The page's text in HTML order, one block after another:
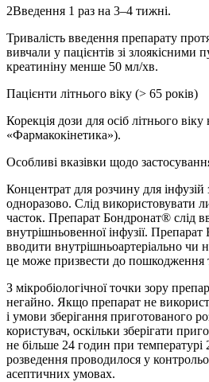
2Введення 1 раз на 3–4 тижні.
Тривалість введення препарату
вивчали у пацієнтів зі злоякісними
креатиніну менше 50 мл/хв.
Пацієнти літнього віку (> 65 років)
Корекція дози для осіб літнього
«Фармакокінетика»).
Особливі вказівки щодо
Концентрат для розчину для інфузій
одноразово. Слід використовувати
часток. Препарат Бондронат® слід
внутрішньовенної інфузії.
вводити внутрішньоартеріально чи
це може призвести до пошкодження
З мікробіологічної точки зору
негайно. Якщо препарат не
і умови зберігання приготованого
користувач, оскільки зберігати
не більше 24 годин при температурі
розведення проводилося у
асептичних умовах.